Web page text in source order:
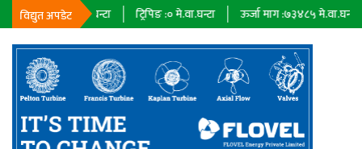
विद्युत अपडेट
मे.वा.घन्टा ट्रिपिङ : मे.वा.घन्टा ऊर्जा माग : ७३४८५मे.वा.घन्टा